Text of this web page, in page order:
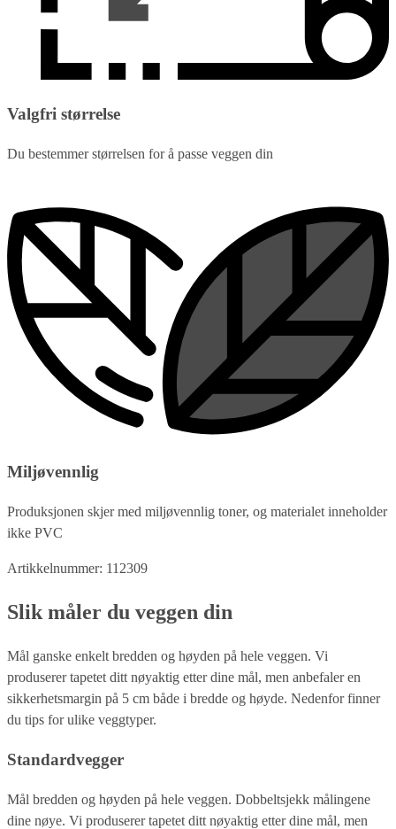
Valgfri størrelse
Du bestemmer størrelsen for å passe veggen din
Miljøvennlig
Produksjonen skjer med miljøvennlig toner, og materialet inneholder
ikke PVC
Artikkelnummer: 112309
Slik måler du veggen din
Mål ganske enkelt bredden og høyden på hele veggen. Vi
produserer tapetet ditt nøyaktig etter dine mål, men anbefaler en
sikkerhetsmargin på 5 cm både i bredde og høyde. Nedenfor finner
du tips for ulike veggtyper.
Standardvegger
Mål bredden og høyden på hele veggen. Dobbeltsjekk målingene
dine nøye. Vi produserer tapetet ditt nøyaktig etter dine mål, men